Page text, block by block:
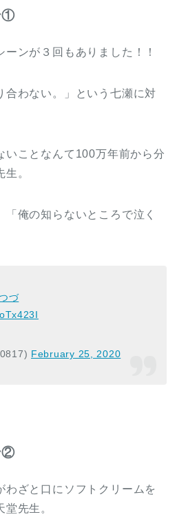
①
ンが３回もありました！！
合わない。」という七瀬に対
いことなんて100万年前から分
。
俺の知らないところで泣く
づ
February 25, 2020
②
わざと口にソフトクリームを
先生。